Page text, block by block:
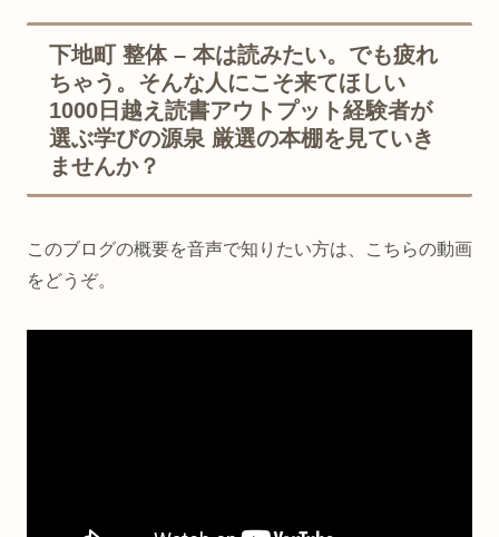
下地町 整体 – 本は読みたい。でも疲れ
ちゃう。そんな人にこそ来てほしい
1000日越え読書アウトプット経験者が
選ぶ学びの源泉 厳選の本棚を見ていき
ませんか？
このブログの概要を音声で知りたい方は、こちらの動画
をどうぞ。